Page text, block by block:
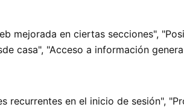
mejorada en ciertas secciones",
casa", "Acceso a información
recurrentes en el inicio de sesión",